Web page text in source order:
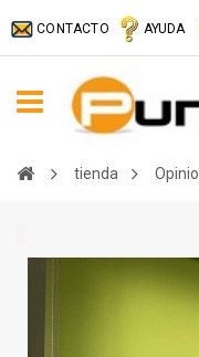
CONTACTO AYUDA
tienda